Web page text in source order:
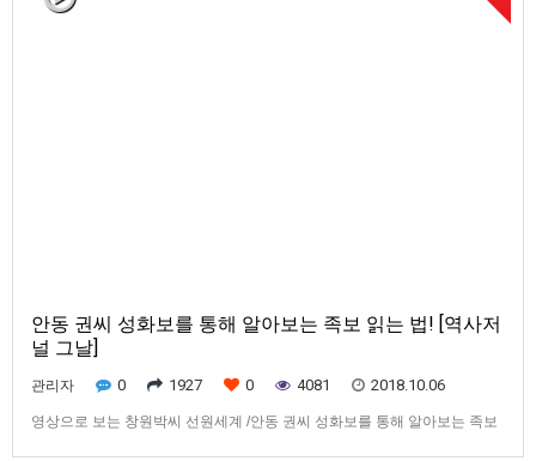
안동 권씨 성화보를 통해 알아보는 족보 읽는 법! [역사저
널 그날]
관리자 0 1927 0 4081 2018.10.06
영상으로 보는 창원박씨 선원세계 /안동 권씨 성화보를 통해 알아보는 족보